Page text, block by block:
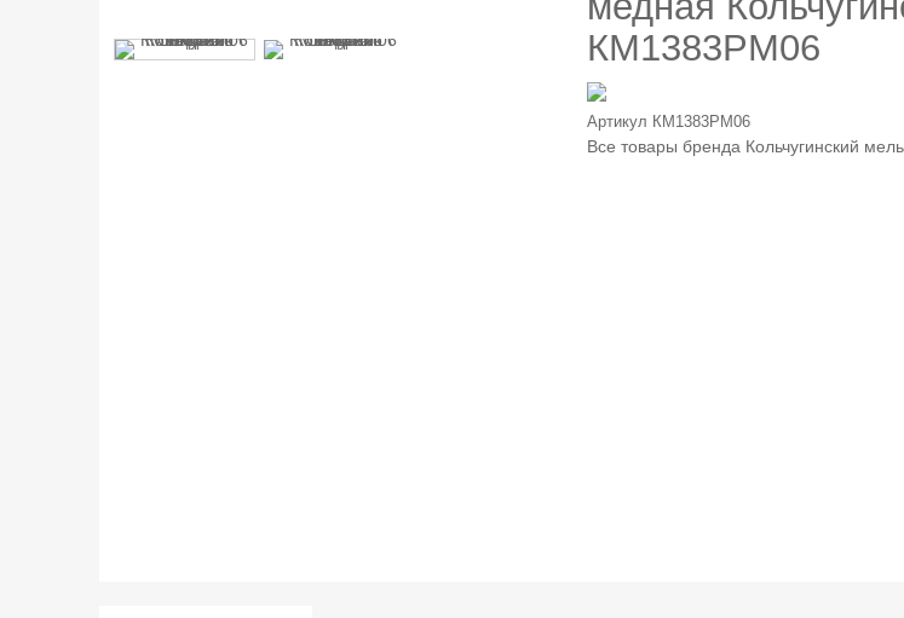
КМ1383РМ06
Артикул КМ1383РМ06
Все товары бренда Кольчугинский